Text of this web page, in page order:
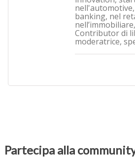
banking, nel
Contributor di
moderatrice,
Partecipa alla